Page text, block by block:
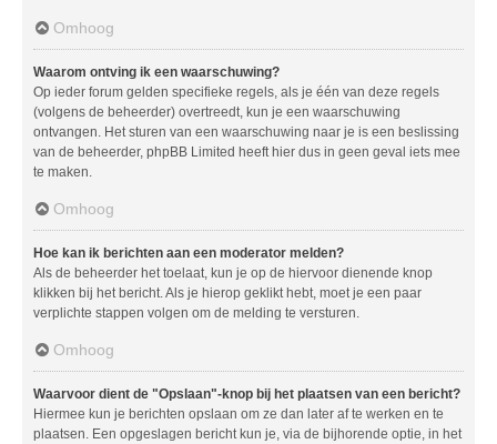
Omhoog
Waarom ontving ik een waarschuwing?
Op ieder forum gelden specifieke regels, als je één van deze regels
(volgens de beheerder) overtreedt, kun je een waarschuwing
ontvangen. Het sturen van een waarschuwing naar je is een beslissing
van de beheerder, phpBB Limited heeft hier dus in geen geval iets mee
te maken.
Omhoog
Hoe kan ik berichten aan een moderator melden?
Als de beheerder het toelaat, kun je op de hiervoor dienende knop
klikken bij het bericht. Als je hierop geklikt hebt, moet je een paar
verplichte stappen volgen om de melding te versturen.
Omhoog
Waarvoor dient de "Opslaan"-knop bij het plaatsen van een bericht?
Hiermee kun je berichten opslaan om ze dan later af te werken en te
plaatsen. Een opgeslagen bericht kun je, via de bijhorende optie, in het